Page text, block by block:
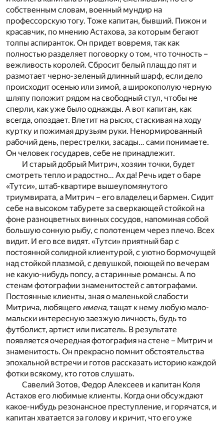
собственным словам, военный мундир на
профессорскую тогу. Тоже капитан, бывший. Пижон и
красавчик, по мнению Астахова, за которым бегают
толпы аспиранток. Он придет вовремя, так как
полностью разделяет поговорку о том, что точность –
вежливость королей. Сбросит белый плащ до пят и
размотает черно-зеленый длинный шарф, если дело
происходит осенью или зимой, а широкополую черную
шляпу положит рядом на свободный стул, чтобы не
сперли, как уже было однажды. А вот капитан, как
всегда, опоздает. Влетит на рысях, стаскивая на ходу
куртку и пожимая друзьям руки. Ненормированный
рабочий день, перестрелки, засады… сами понимаете.
Он человек государев, себе не принадлежит.
И старый добрый Митрич, хозяин точки, будет
смотреть тепло и радостно… Ах да! Речь идет о баре
«Тутси», штаб-квартире вышеупомянутого
триумвирата, а Митрич – его владелец и бармен. Сидит
себе на высоком табурете за сверкающей стойкой на
фоне разноцветных винных сосудов, напоминая собой
большую сонную рыбу, с полотенцем через плечо. Всех
видит. И его все видят. «Тутси» приятный бар с
постоянной солидной клиентурой, с уютно бормочущей
над стойкой плазмой, с девушкой, поющей по вечерам
не какую-нибудь попсу, а старинные романсы. А по
стенам фотографии знаменитостей с автографами.
Постоянные клиенты, зная о маленькой слабости
Митрича, любящего имена, тащат к нему любую мало-
мальски интересную заезжую личность, будь то
футболист, артист или писатель. В результате
появляется очередная фотография на стене – Митрич и
знаменитость. Он прекрасно помнит обстоятельства
эпохальной встречи и готов рассказать историю каждой
фотки всякому, кто готов слушать.
Савелий Зотов, Федор Алексеев и капитан Коля
Астахов его любимые клиенты. Когда они обсуждают
какое-нибудь резонансное преступление, и горячатся, и
капитан хватается за голову и кричит, что его уже